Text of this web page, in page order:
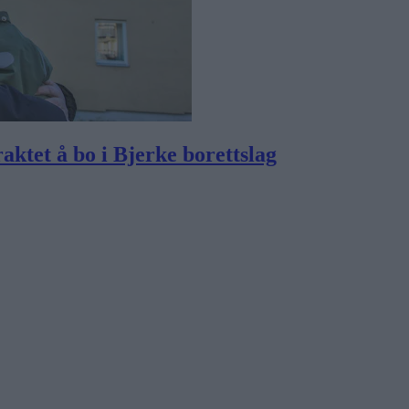
å bo i Bjerke borettslag